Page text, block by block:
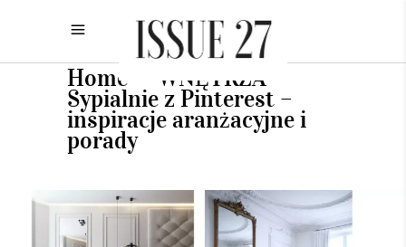
Home WNĘTRZA
Sypialnie z Pinterest –
inspiracje aranżacyjne i
porady